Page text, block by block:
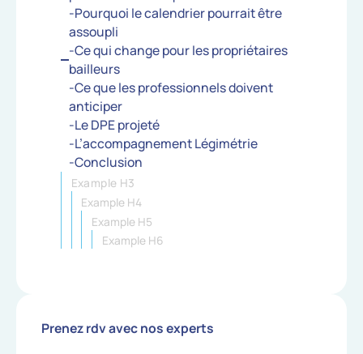
-Pourquoi le calendrier pourrait être
assoupli
-Ce qui change pour les propriétaires
bailleurs
-Ce que les professionnels doivent
anticiper
-Le DPE projeté
-L’accompagnement Légimétrie
-Conclusion
Example H3
Example H4
Example H5
Example H6
Prenez rdv avec nos experts